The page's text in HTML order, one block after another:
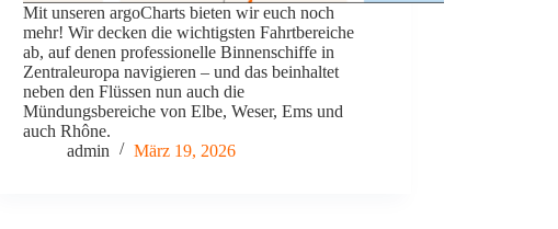
Mit unseren argoCharts bieten wir euch noch
mehr! Wir decken die wichtigsten Fahrtbereiche
ab, auf denen professionelle Binnenschiffe in
Zentraleuropa navigieren – und das beinhaltet
neben den Flüssen nun auch die
Mündungsbereiche von Elbe, Weser, Ems und
auch Rhône.
admin
März 19, 2026